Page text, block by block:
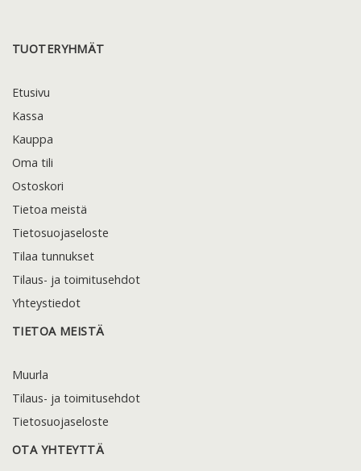
TUOTERYHMÄT
Etusivu
Kassa
Kauppa
Oma tili
Ostoskori
Tietoa meistä
Tietosuojaseloste
Tilaa tunnukset
Tilaus- ja toimitusehdot
Yhteystiedot
TIETOA MEISTÄ
Muurla
Tilaus- ja toimitusehdot
Tietosuojaseloste
OTA YHTEYTTÄ